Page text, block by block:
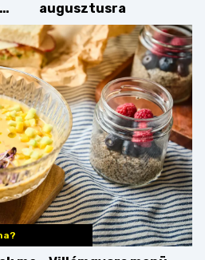
augusztusra